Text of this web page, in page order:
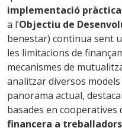
implementació pràctica
a l’Objectiu de
benestar) continua sent
les limitacions de
mecanismes de
analitzar diversos
panorama actual,
basades en cooperatives
financera a